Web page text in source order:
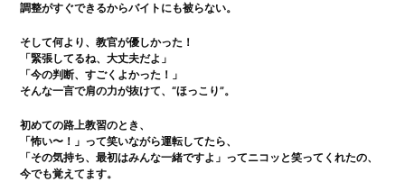
調整がすぐできるからバイトにも被らない。
そして何より、教官が優しかった！
「緊張してるね、大丈夫だよ」
「今の判断、すごくよかった！」
そんな一言で肩の力が抜けて、“ほっこり”。
初めての路上教習のとき、
「怖い〜！」って笑いながら運転してたら、
「その気持ち、最初はみんな一緒ですよ」ってニコッと笑ってくれたの、
今でも覚えてます。